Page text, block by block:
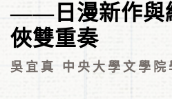
——日漫新作與
俠雙重奏
吳宜真 中央大學文學院